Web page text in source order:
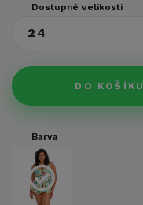
Dostupné velikosti
24
DO KOŠÍKU
Barva